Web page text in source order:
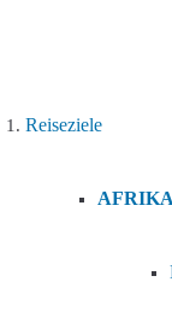
Reiseziele
AFRIKA